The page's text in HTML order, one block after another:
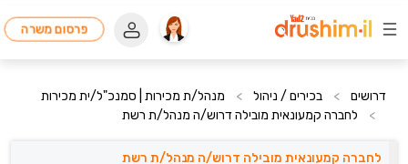
פרסום משרה
דרושים > בכירים / ניהול >
מנהל/ת מכירות | סמנכ"ל/ית מכירות
>
לחברה קמעונאית מובילה דרוש/ה מנהל/ת רשת
לחברה קמעונאית מובילה דרוש/ה מנהל/ת רשת